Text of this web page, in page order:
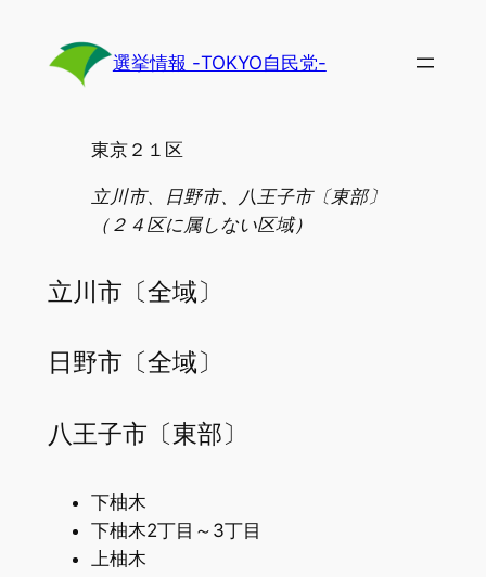
選挙情報 -TOKYO自民党-
東京２１区
立川市、日野市、八王子市〔東部〕
（２４区に属しない区域）
立川市〔全域〕
日野市〔全域〕
八王子市〔東部〕
下柚木
下柚木2丁目～3丁目
上柚木